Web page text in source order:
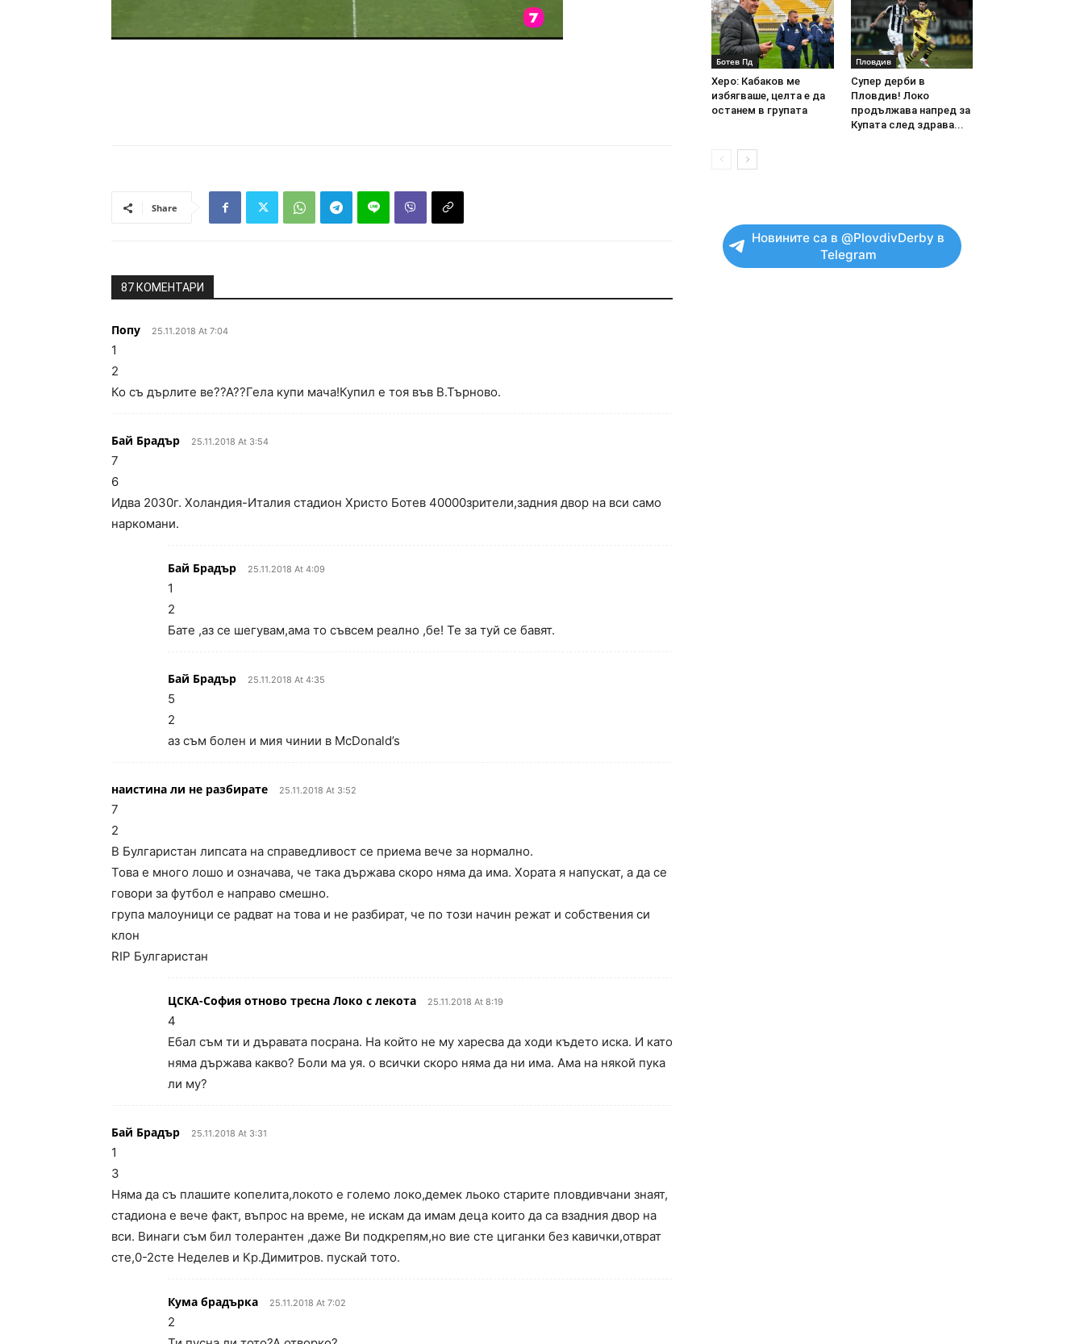
Share
87 КОМЕНТАРИ
Попу 25.11.2018 At 7:04
1
2
Ко съ дърлите ве??А??Гела купи мача!Купил е тоя във В.Търново.
Бай Брадър 25.11.2018 At 3:54
7
6
Идва 2030г. Холандия-Италия стадион Христо Ботев 40000зрители,задния двор на вси само
наркомани.
Бай Брадър 25.11.2018 At 4:09
1
2
Бате ,аз се шегувам,ама то съвсем реално ,бе! Те за туй се бавят.
Бай Брадър 25.11.2018 At 4:35
5
2
аз съм болен и мия чинии в McDonald’s
наистина ли не разбирате 25.11.2018 At 3:52
7
2
В Булгаристан липсата на справедливост се приема вече за нормално.
Това е много лошо и означава, че така държава скоро няма да има. Хората я напускат, а да се
говори за футбол е направо смешно.
група малоуници се радват на това и не разбират, че по този начин режат и собствения си
клон
RIP Булгаристан
ЦСКА-София отново тресна Локо с лекота 25.11.2018 At 8:19
4
Ебал съм ти и дъравата посрана. На който не му харесва да ходи където иска. И като
няма държава какво? Боли ма уя. о всички скоро няма да ни има. Ама на някой пука
ли му?
Бай Брадър 25.11.2018 At 3:31
1
3
Няма да съ плашите копелита,локото е големо локо,демек льоко старите пловдивчани знаят,
стадиона е вече факт, въпрос на време, не искам да имам деца които да са взадния двор на
вси. Винаги съм бил толерантен ,даже Ви подкрепям,но вие сте циганки без кавички,отврат
сте,0-2сте Неделев и Кр.Димитров. пускай тото.
Кума брадърка 25.11.2018 At 7:02
2
Ботев Пд
Херо: Кабаков ме
избягваше, целта е да
останем в групата
Пловдив
Супер дерби в
Пловдив! Локо
продължава напред за
Купата след здрава...
Новините са в @PlovdivDerby в
Telegram